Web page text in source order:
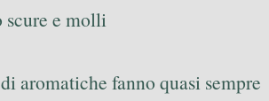
scure e molli
aromatiche fanno quasi sempre